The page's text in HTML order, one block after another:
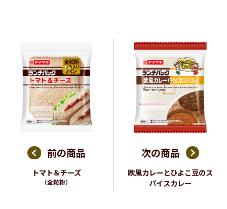
前の商品
トマト＆チーズ
（全粒粉）
次の商品
欧風カレーとひよこ豆のス
パイスカレー